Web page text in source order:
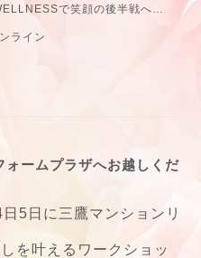
で笑顔の後半戦へ…
ライン
ームプラザへお越しくだ
5日に三鷹マンションリ
を叶えるワークショッ